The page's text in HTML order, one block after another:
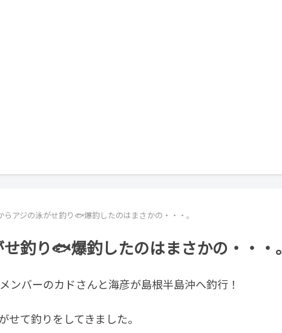
らアジの泳がせ釣り🐟爆釣したのはまさかの・・・。
釣り🐟爆釣したのはまさかの・・・。
ンバーのカドさんと海彦が島根半島沖へ釣行！
せて釣りをしてきました。